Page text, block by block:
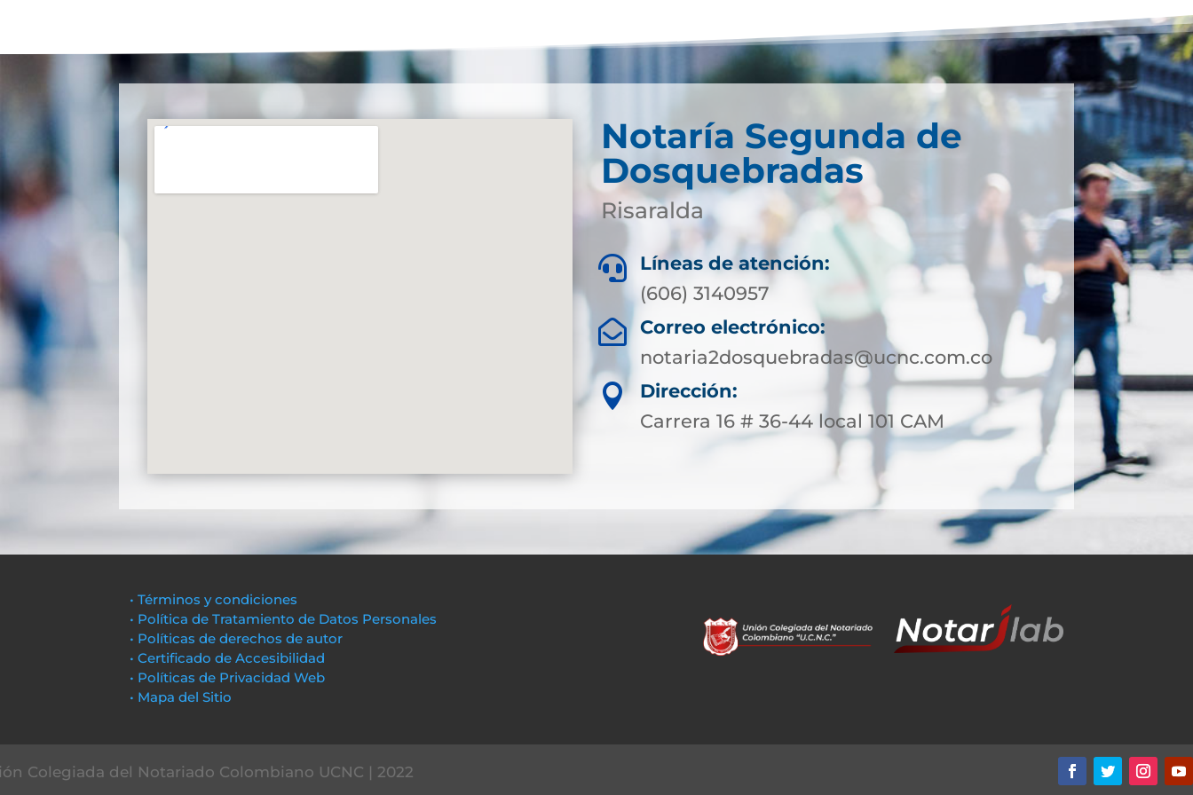
Notaría Segunda de
Dosquebradas
Risaralda

Líneas de atención:
(606) 3140957

Correo electrónico:
notaria2dosquebradas@ucnc.com.co

Dirección:
Carrera 16 # 36-44 local 101 CAM
• Términos y condiciones
• Política de Tratamiento de Datos Personales
• Políticas de derechos de autor
• Certificado de Accesibilidad
• Políticas de Privacidad Web
• Mapa del Sitio
Colegiada del Notariado Colombiano UCNC | 2022